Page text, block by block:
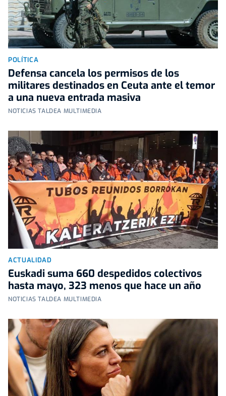
POLÍTICA
Defensa cancela los permisos de los
militares destinados en Ceuta ante el temor
a una nueva entrada masiva
NOTICIAS TALDEA MULTIMEDIA
ACTUALIDAD
Euskadi suma 660 despedidos colectivos
hasta mayo, 323 menos que hace un año
NOTICIAS TALDEA MULTIMEDIA